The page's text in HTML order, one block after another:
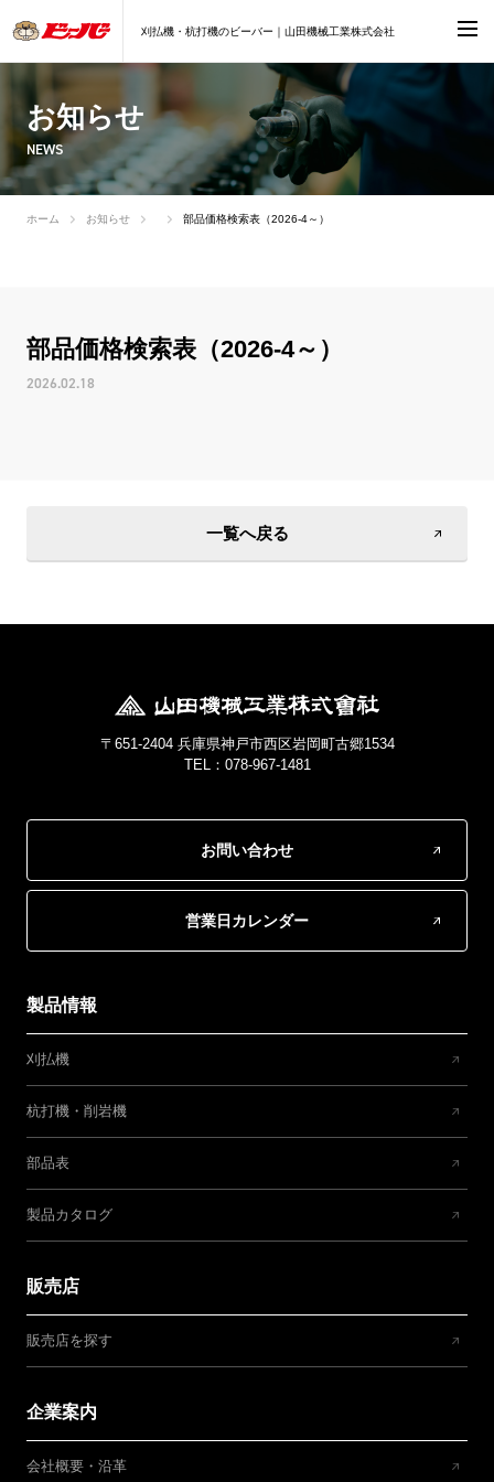
刈払機・杭打機のビーバー｜山田機械工業株式会社
お知らせ
NEWS
ホーム お知らせ 部品価格検索表（2026-4～）
部品価格検索表（2026-4～）
2026.02.18
一覧へ戻る
〒651-2404 兵庫県神戸市西区岩岡町古郷1534
TEL：078-967-1481
お問い合わせ
営業日カレンダー
製品情報
刈払機
杭打機・削岩機
部品表
製品カタログ
販売店
販売店を探す
企業案内
会社概要・沿革